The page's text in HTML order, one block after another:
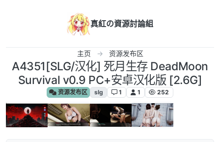
真紅の資源討論組
主页 资源发布区
A4351[SLG/汉化] 死月生存 DeadMoon
Survival v0.9 PC+安卓汉化版 [2.6G]
资源发布区 slg 1 1 252